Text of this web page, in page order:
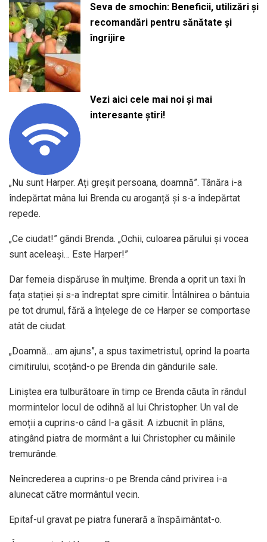
Seva de smochin: Beneficii, utilizări și
recomandări pentru sănătate și
îngrijire
Vezi aici cele mai noi și mai
interesante știri!
„Nu sunt Harper. Ați greșit persoana, doamnă”. Tânăra i-a
îndepărtat mâna lui Brenda cu aroganță și s-a îndepărtat
repede.
„Ce ciudat!” gândi Brenda. „Ochii, culoarea părului și vocea
sunt aceleași… Este Harper!”
Dar femeia dispăruse în mulțime. Brenda a oprit un taxi în
fața stației și s-a îndreptat spre cimitir. Întâlnirea o bântuia
pe tot drumul, fără a înțelege de ce Harper se comportase
atât de ciudat.
„Doamnă… am ajuns”, a spus taximetristul, oprind la poarta
cimitirului, scoțând-o pe Brenda din gândurile sale.
Liniștea era tulburătoare în timp ce Brenda căuta în rândul
mormintelor locul de odihnă al lui Christopher. Un val de
emoții a cuprins-o când l-a găsit. A izbucnit în plâns,
atingând piatra de mormânt a lui Christopher cu mâinile
tremurânde.
Neîncrederea a cuprins-o pe Brenda când privirea i-a
alunecat către mormântul vecin.
Epitaf-ul gravat pe piatra funerară a înspăimântat-o.